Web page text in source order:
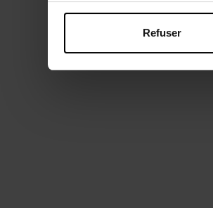
Refuser